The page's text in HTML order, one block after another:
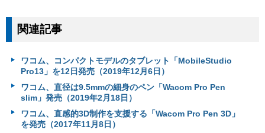
関連記事
ワコム、コンパクトモデルのタブレット「MobileStudio
Pro13」を12日発売（2019年12月6日）
ワコム、直径は9.5mmの細身のペン「Wacom Pro Pen
slim」発売（2019年2月18日）
ワコム、直感的3D制作を支援する「Wacom Pro Pen 3D」
を発売（2017年11月8日）